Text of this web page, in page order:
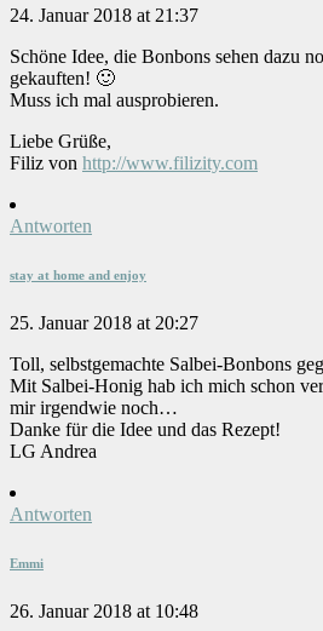
24. Januar 2018 at 21:37
Schöne Idee, die Bonbons sehen dazu
gekauften! 🙂
Muss ich mal ausprobieren.
Liebe Grüße,
Filiz von http://www.filizity.com
Antworten
stay at home and enjoy
25. Januar 2018 at 20:27
Toll, selbstgemachte Salbei-Bonbons
Mit Salbei-Honig hab ich mich schon
mir irgendwie noch…
Danke für die Idee und das Rezept!
LG Andrea
Antworten
Emmi
26. Januar 2018 at 10:48